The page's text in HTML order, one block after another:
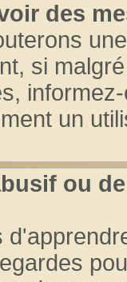
des
si
un
ou